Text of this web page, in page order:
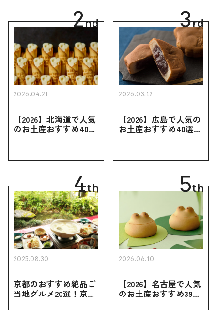
2nd
2026.04.21
【2026】北海道で人気
のお土産おすすめ40選
買えない限定品、女性
3rd
2026.03.12
【2026】広島で人気の
お土産おすすめ40選｜
き用、女性向けまで幅
4th
2025.08.30
京都のおすすめ絶品ご
当地グルメ20選！京都
5th
2026.06.10
【2026】名古屋で人気
のお土産おすすめ39選